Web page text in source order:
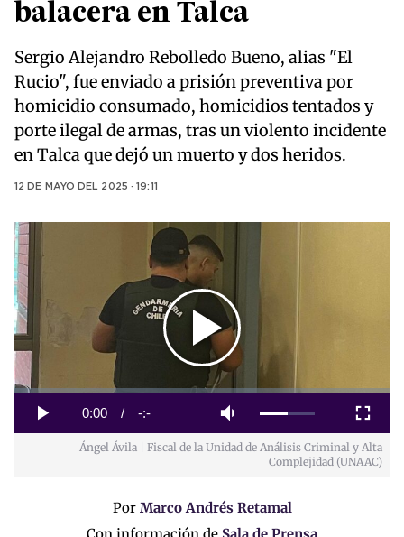
balacera en Talca
Sergio Alejandro Rebolledo Bueno, alias "El
Rucio", fue enviado a prisión preventiva por
homicidio consumado, homicidios tentados y
porte ilegal de armas, tras un violento incidente
en Talca que dejó un muerto y dos heridos.
12 DE MAYO DEL 2025 · 19:11
Play
Video
Play Mute
Current
Time
0:00 / Duration
-:-
Loaded:
Fullscreen
Ángel Ávila | Fiscal de la Unidad de Análisis Criminal y Alta
Complejidad (UNAAC)
Por Marco Andrés Retamal